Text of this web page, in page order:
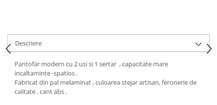
Saltele
Seturi dormitoare complete
Suporturi saltea/Somiere/Gratii
pentru pat
Mobilier Hol/Cuiere
Descriere
Pantofar modern cu 2 usi si 1 sertar , capacitate mare
incaltaminte -spatios .
Fabricat din pal melaminat , culoarea stejar artisan, feronerie de
calitate , cant abs .